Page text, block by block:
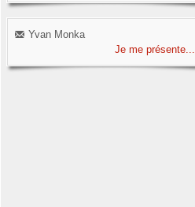
Yvan Monka
Je me présente...